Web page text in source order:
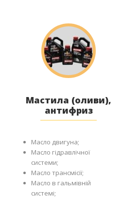
Мастила (оливи),
антифриз
Масло двигуна;
Масло гідравлічної
системи;
Масло трансмісії;
Масло в гальмівній
системі;